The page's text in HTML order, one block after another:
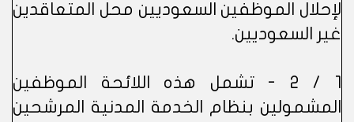
لإحلال الموظفين السعوديين محل المتعاقدين
غير السعوديين.
1 / 2 - تشمل هذه اللائحة الموظفين
المشمولين بنظام الخدمة المدنية المرشحين